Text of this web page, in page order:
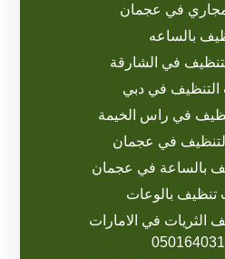
في عجمان
بالساعه
في الشارقة
في دبي
في راس الخيمة
في عجمان
بالساعة في عجمان
تنظيف بالوعات
الثريات في الامارات